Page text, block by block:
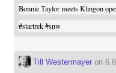
Bonnie Taylor meets Klingon
#startrek #snw
Till Westermayeron